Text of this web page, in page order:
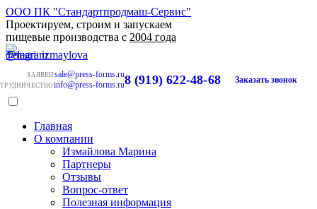
ООО ПК "Стандартпродмаш-Сервис"
Проектируем, строим и запускаем
пищевые производства с 2004 года
ЗАЯВКИ sale@press-forms.ru
info@press-forms.ru8 (919) 622-48-68 Заказать звонок
Главная
О компании
Измайлова Марина
Партнеры
Отзывы
Вопрос-ответ
Полезная информация